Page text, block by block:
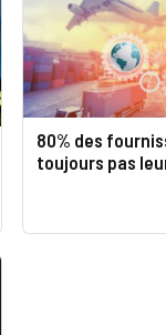
80% des
toujours pas